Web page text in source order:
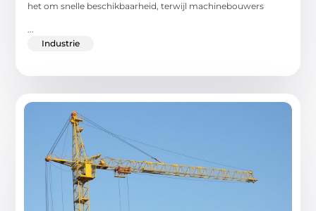
het om snelle beschikbaarheid, terwijl machinebouwers
Industrie